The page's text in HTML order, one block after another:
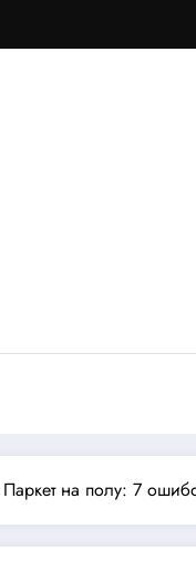
Паркет на полу: 7